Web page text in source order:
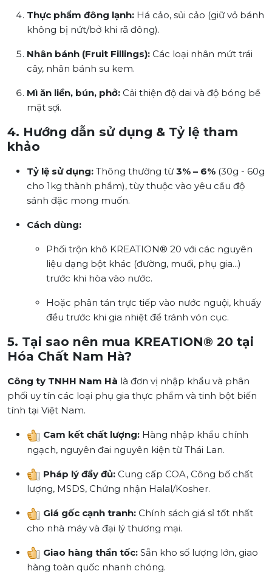
Thực phẩm đông lạnh: Há cảo, sủi cảo (giữ vỏ bánh
không bị nứt/bở khi rã đông).
Nhân bánh (Fruit Fillings): Các loại nhân mứt trái
cây, nhân bánh su kem.
Mì ăn liền, bún, phở: Cải thiện độ dai và độ bóng bề
mặt sợi.
4. Hướng dẫn sử dụng & Tỷ lệ tham
khảo
Tỷ lệ sử dụng: Thông thường từ 3% – 6% (30g - 60g
cho 1kg thành phẩm), tùy thuộc vào yêu cầu độ
sánh đặc mong muốn.
Cách dùng:
Phối trộn khô KREATION® 20 với các nguyên
liệu dạng bột khác (đường, muối, phụ gia...)
trước khi hòa vào nước.
Hoặc phân tán trực tiếp vào nước nguội, khuấy
đều trước khi gia nhiệt để tránh vón cục.
5. Tại sao nên mua KREATION® 20 tại
Hóa Chất Nam Hà?
Công ty TNHH Nam Hà là đơn vị nhập khẩu và phân
phối uy tín các loại phụ gia thực phẩm và tinh bột biến
tính tại Việt Nam.
Cam kết chất lượng: Hàng nhập khẩu chính
ngạch, nguyên đai nguyên kiện từ Thái Lan.
Pháp lý đầy đủ: Cung cấp COA, Công bố chất
lượng, MSDS, Chứng nhận Halal/Kosher.
Giá gốc cạnh tranh: Chính sách giá sỉ tốt nhất
cho nhà máy và đại lý thương mại.
Giao hàng thần tốc: Sẵn kho số lượng lớn, giao
hàng toàn quốc nhanh chóng.